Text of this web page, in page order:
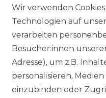
Solar Module
Wir verwenden
Technologien auf
verarbeiten
Besucher:innen
Adresse), um z.B.
personalisieren,
einzubinden oder